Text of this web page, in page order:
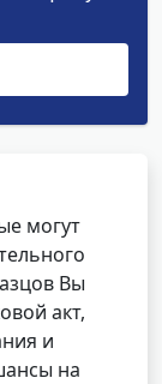
могут
Вы
акт,
и
на